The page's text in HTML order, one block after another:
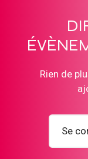
Rien de
Se